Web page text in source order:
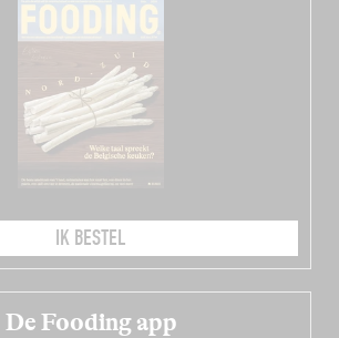
IK BESTEL
De Fooding app